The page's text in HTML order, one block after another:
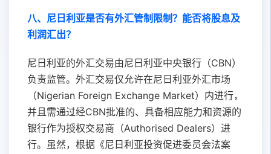
八、尼日利亚是否有外汇管制限制？能否将股息及
利润汇出？
尼日利亚的外汇交易由尼日利亚中央银行（CBN）
负责监管。外汇交易仅允许在尼日利亚外汇市场
（Nigerian Foreign Exchange Market）内进行，
并且需通过经CBN批准的、具备相应能力和资源的
银行作为授权交易商（Authorised Dealers）进
行。虽然，根据《尼日利亚投资促进委员会法案